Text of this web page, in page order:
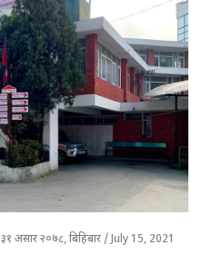
३१ असार २०७८, बिहिबार / July 15, 2021